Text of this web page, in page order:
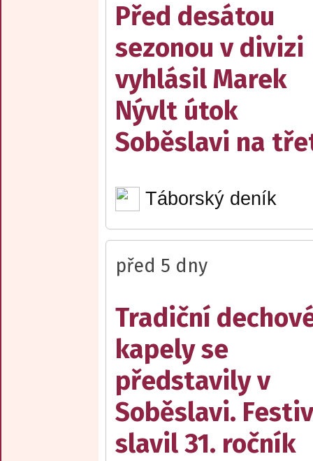
Před desátou
sezonou v divizi
vyhlásil Marek
Nývlt útok
Soběslavi na
Táborský deník
před 5 dny
Tradiční
kapely se
představily v
Soběslavi.
slavil 31. ročník